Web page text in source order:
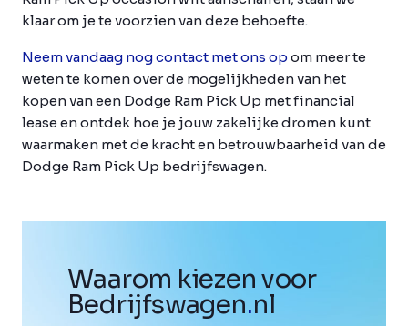
klaar om je te voorzien van deze behoefte.
Neem vandaag nog contact met ons op om meer te
weten te komen over de mogelijkheden van het
kopen van een Dodge Ram Pick Up met financial
lease en ontdek hoe je jouw zakelijke dromen kunt
waarmaken met de kracht en betrouwbaarheid van de
Dodge Ram Pick Up bedrijfswagen.
Waarom kiezen voor
Bedrijfswagen.nl